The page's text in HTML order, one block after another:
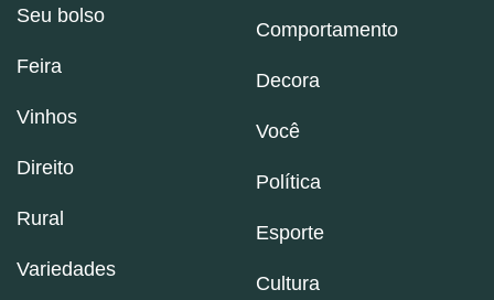
Seu bolso
Feira
Vinhos
Direito
Rural
Variedades
Comportamento
Decora
Você
Política
Esporte
Cultura